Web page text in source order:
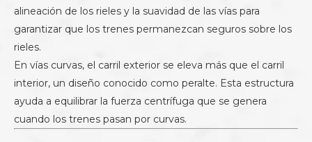
alineación de los rieles y la suavidad de las vías para
garantizar que los trenes permanezcan seguros sobre los
rieles.
En vías curvas, el carril exterior se eleva más que el carril
interior, un diseño conocido como peralte. Esta estructura
ayuda a equilibrar la fuerza centrífuga que se genera
cuando los trenes pasan por curvas.